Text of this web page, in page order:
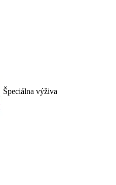
Špeciálna výživa